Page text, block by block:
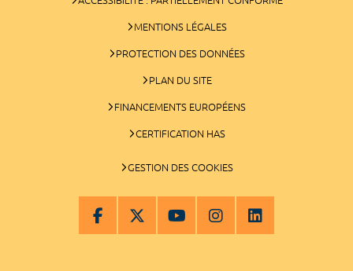
MENTIONS LÉGALES
PROTECTION DES DONNÉES
PLAN DU SITE
FINANCEMENTS EUROPÉENS
CERTIFICATION HAS
GESTION DES COOKIES